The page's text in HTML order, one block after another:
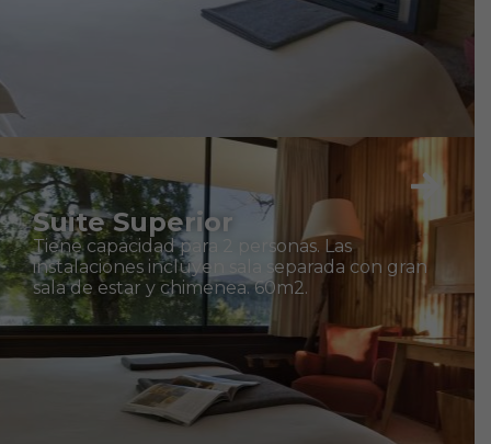
Suite Superior
Tiene capacidad para 2 personas. Las
instalaciones incluyen sala separada con gran
sala de estar y chimenea. 60m2.